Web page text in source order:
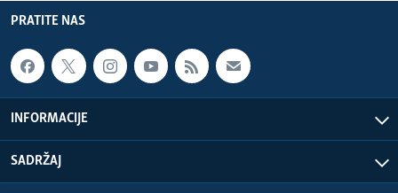
PRATITE NAS
INFORMACIJE
SADRŽAJ